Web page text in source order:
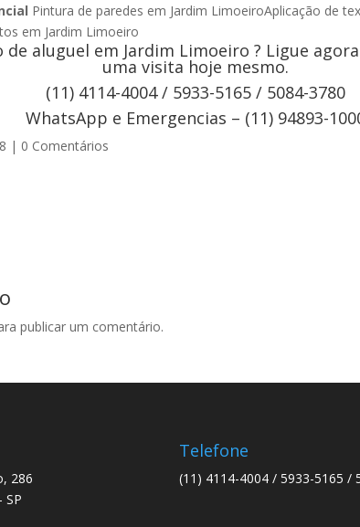
Pintura de paredes em Jardim LimoeiroAplicação de
em Jardim Limoeiro
aluguel em Jardim Limoeiro ? Ligue
uma visita hoje mesmo.
(11) 4114-4004 / 5933-5165 / 5084-3780
WhatsApp e Emergencias – (11) 94893-
| 0 Comentários
publicar um comentário.
286
SP
Telefone
(11) 4114-4004 / 5933-5165 /